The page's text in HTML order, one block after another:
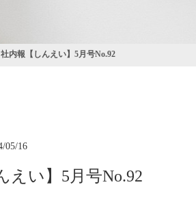
社内報【しんえい】5月号No.92
05/16
えい】5月号No.92